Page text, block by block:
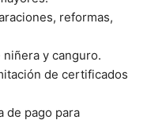
reformas,
y canguro.
de certificados
de pago para